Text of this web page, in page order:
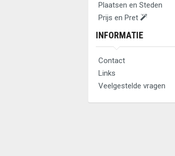
Plaatsen en Steden
Prijs en Pret
INFORMATIE
Contact
Links
Veelgestelde vragen